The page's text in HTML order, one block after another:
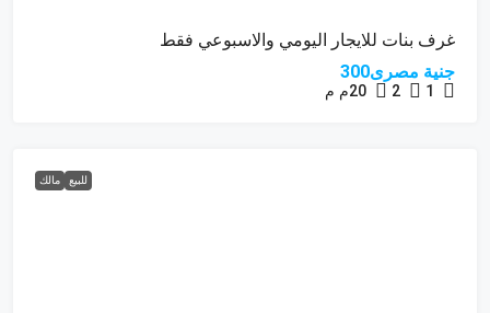
غرف بنات للايجار اليومي والاسبوعي فقط
جنية مصرى300
1
2 20م م
للبيع مالك